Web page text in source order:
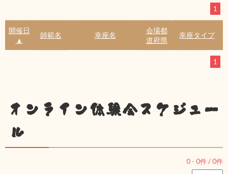
1
開催日
▲
師範名 幸座名
会場都
道府県
幸座タイプ
1
オンライン体験会スケジュー
ル
0 - 0件 /0件